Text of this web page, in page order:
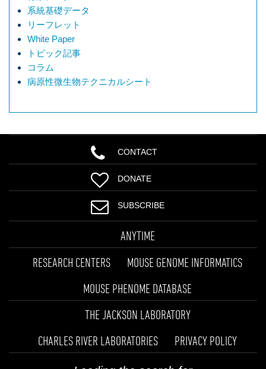
系統基礎データ
リーフレット
White Paper
トピック記事
コラム
病原性微生物テクニカルシート
CONTACT
DONATE
SUBSCRIBE
ANYTIME
RESEARCH CENTERS
MOUSE GENOME INFORMATICS
MOUSE PHENOME DATABASE
THE JACKSON LABORATORY
CHARLES RIVER LABORATORIES
PRIVACY POLICY